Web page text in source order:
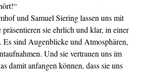
und Samuel Siering lassen uns mit
sie ehrlich und klar, in einer
Es sind Augenblicke und Atmosphären,
Und sie vertrauen uns im
damit anfangen können, dass sie uns